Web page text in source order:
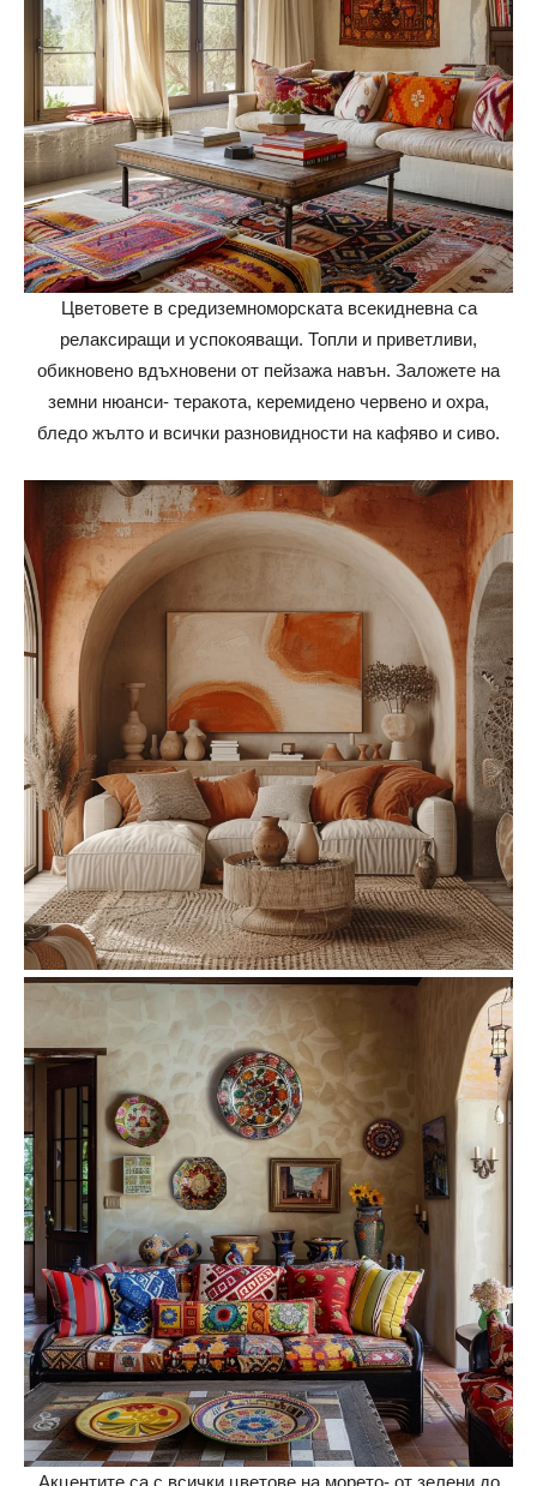
Цветовете в средиземноморската всекидневна са
релаксиращи и успокояващи. Топли и приветливи,
обикновено вдъхновени от пейзажа навън. Заложете на
земни нюанси- теракота, керемидено червено и охра,
бледо жълто и всички разновидности на кафяво и сиво.
Акцентите са с всички цветове на морето- от зелени до